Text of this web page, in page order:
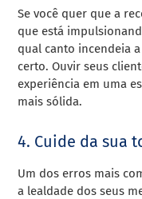
Se você quer que a
que está
qual canto incendeia
certo. Ouvir seus
experiência em uma
mais sólida.
4. Cuide da sua
Um dos erros mais
a lealdade dos seus